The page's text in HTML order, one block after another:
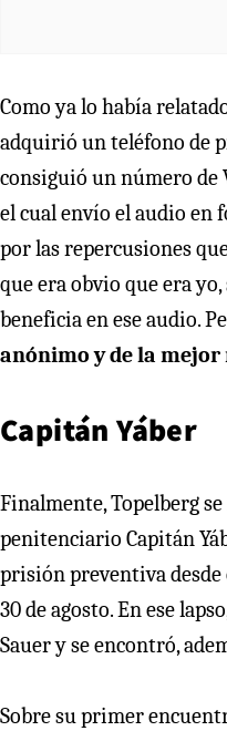
Como ya lo había
adquirió un teléfono de
consiguió un número de
el cual envío el audio en
por las repercusiones
que era obvio que era
beneficia en ese audio.
anónimo y de la mejor
Capitán Yáber
Finalmente, Topelberg
penitenciario Capitán
prisión preventiva desde
30 de agosto. En ese
Sauer y se encontró,
Sobre su primer